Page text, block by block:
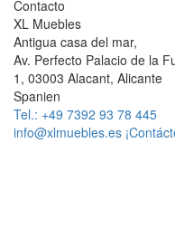
Contacto
XL Muebles
Antigua casa del mar,
Av. Perfecto Palacio de la
1, 03003 Alacant, Alicante
Spanien
Tel.: +49 7392 93 78 445
info@xlmuebles.es